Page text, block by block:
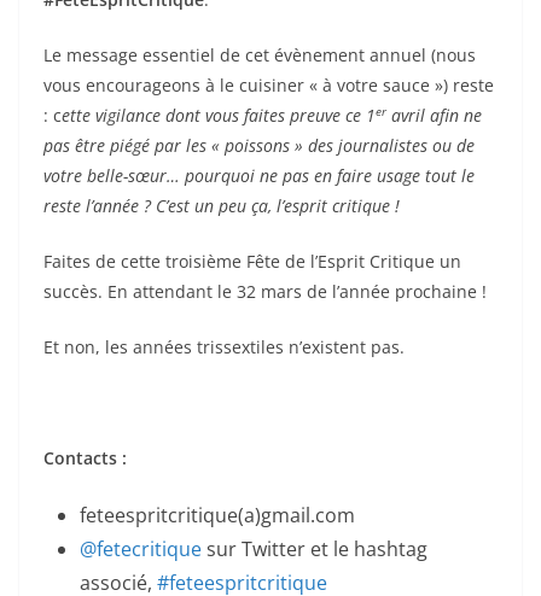
Le message essentiel de cet évènement annuel (nous
vous encourageons à le cuisiner « à votre sauce ») reste
: cette vigilance dont vous faites preuve ce 1er avril afin ne
pas être piégé par les « poissons » des journalistes ou de
votre belle-sœur… pourquoi ne pas en faire usage tout le
reste l’année ? C’est un peu ça, l’esprit critique !
Faites de cette troisième Fête de l’Esprit Critique un
succès. En attendant le 32 mars de l’année prochaine !
Et non, les années trissextiles n’existent pas.
Contacts :
feteespritcritique(a)gmail.com
@fetecritiquesur Twitter et le hashtag
associé, #feteespritcritique